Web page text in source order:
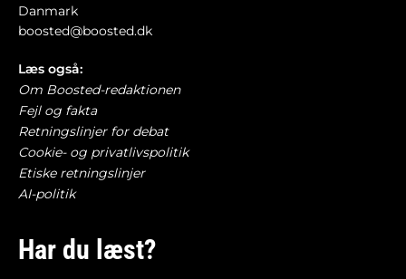
Danmark
boosted@boosted.dk
Læs også:
Om Boosted-redaktionen
Fejl og fakta
Retningslinjer for debat
Cookie- og privatlivspolitik
Etiske retningslinjer
AI-politik
Har du læst?